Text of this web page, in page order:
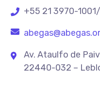
+55 21 3970-
Av. Ataulfo de
22440-032 –